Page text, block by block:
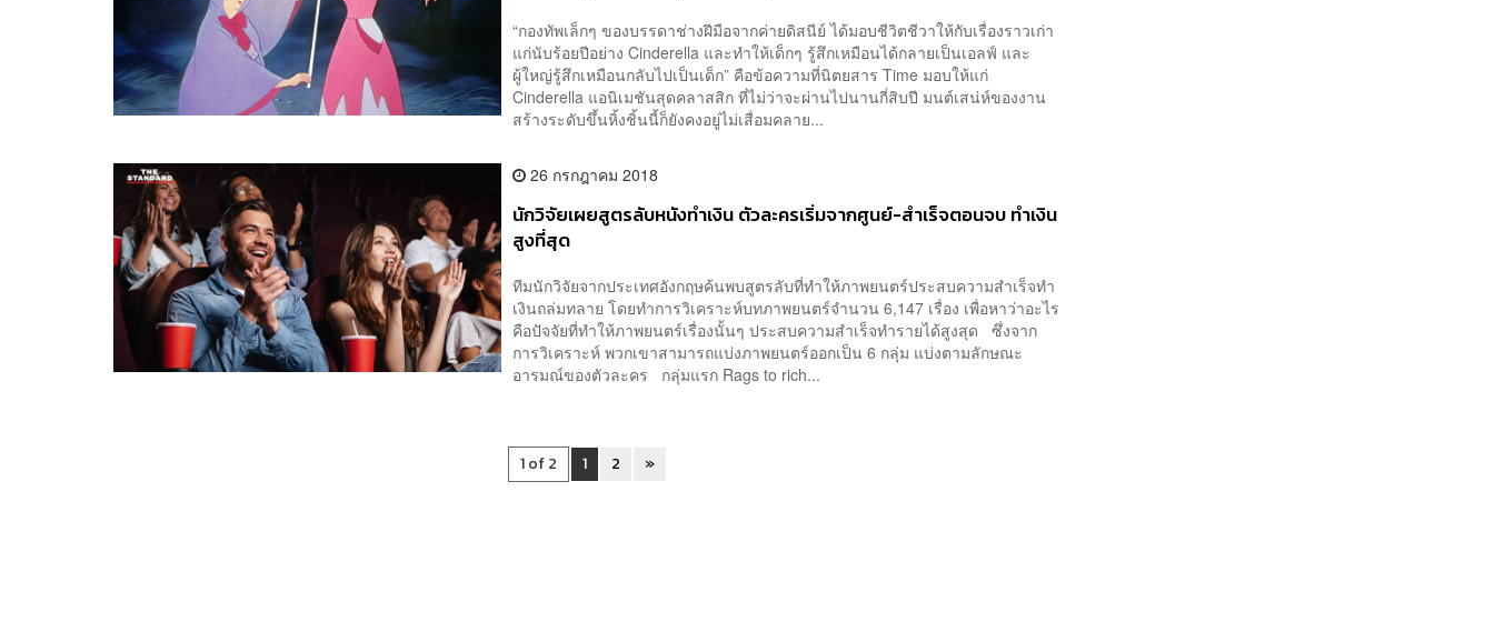
“กองทัพเล็กๆ ของบรรดาช่างฝีมือจากค่ายดิสนีย์ ได้มอบชีวิตชีวาให้กับเรื่องราวเก่า
แก่นับร้อยปีอย่าง Cinderella และทำให้เด็กๆ รู้สึกเหมือนได้กลายเป็นเอลฟ์ และ
ผู้ใหญ่รู้สึกเหมือนกลับไปเป็นเด็ก” คือข้อความที่นิตยสาร Time มอบให้แก่
Cinderella แอนิเมชันสุดคลาสสิก ที่ไม่ว่าจะผ่านไปนานกี่สิบปี มนต์เสน่ห์ของงาน
สร้างระดับขึ้นหิ้งชิ้นนี้ก็ยังคงอยู่ไม่เสื่อมคลาย...
26 กรกฎาคม 2018
นักวิจัยเผยสูตรลับหนังทำเงิน ตัวละครเริ่มจากศูนย์-สำเร็จตอนจบ ทำเงิน
สูงที่สุด
ทีมนักวิจัยจากประเทศอังกฤษค้นพบสูตรลับที่ทำให้ภาพยนตร์ประสบความสำเร็จทำ
เงินถล่มทลาย โดยทำการวิเคราะห์บทภาพยนตร์จำนวน 6,147 เรื่อง เพื่อหาว่าอะไร
คือปัจจัยที่ทำให้ภาพยนตร์เรื่องนั้นๆ ประสบความสำเร็จทำรายได้สูงสุด ซึ่งจาก
การวิเคราะห์ พวกเขาสามารถแบ่งภาพยนตร์ออกเป็น 6 กลุ่ม แบ่งตามลักษณะ
อารมณ์ของตัวละคร กลุ่มแรก Rags to rich...
1 of 2 1 2 »